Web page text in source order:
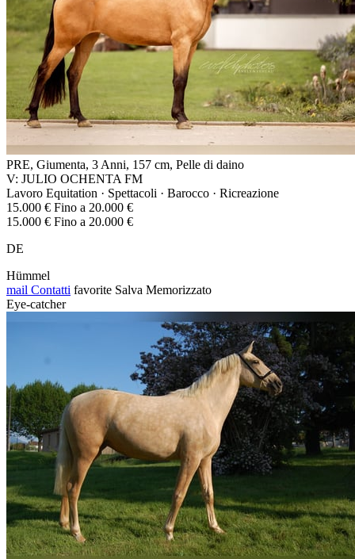
PRE, Giumenta, 3 Anni, 157 cm, Pelle di daino
V: JULIO OCHENTA FM
Lavoro Equitation · Spettacoli · Barocco · Ricreazione
15.000 € Fino a 20.000 €
15.000 € Fino a 20.000 €
DE
Hümmel
mail Contatti favorite Salva Memorizzato
Eye-catcher